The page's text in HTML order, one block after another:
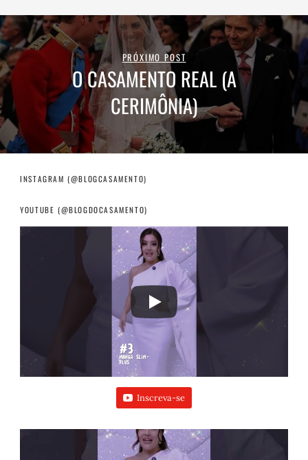
PRÓXIMO POST
O CASAMENTO REAL (A
CERIMÔNIA)
INSTAGRAM (@BLOGCASAMENTO)
YOUTUBE (@BLOGDOCASAMENTO)
Inscreva-se